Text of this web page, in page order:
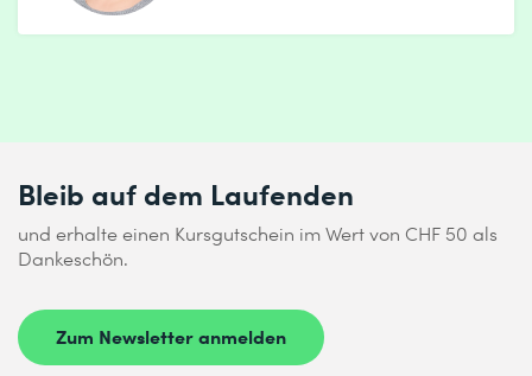
Bleib auf dem Laufenden
und erhalte einen Kursgutschein im Wert von CHF 50 als
Dankeschön.
Zum Newsletter anmelden